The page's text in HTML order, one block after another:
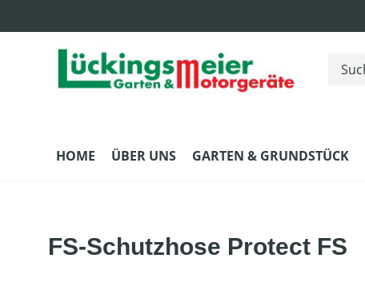
HOME ÜBER UNS GARTEN & GRUNDSTÜCK
FS-Schutzhose Protect FS